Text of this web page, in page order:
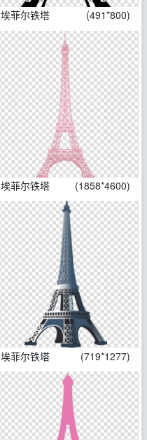
埃菲尔铁塔 (491*800)
埃菲尔铁塔 (1858*4600)
埃菲尔铁塔 (719*1277)